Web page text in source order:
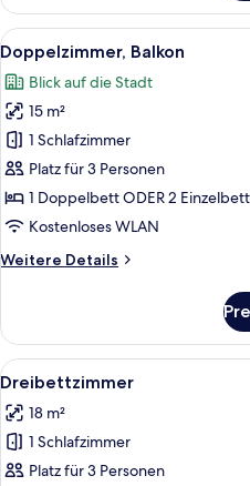
Einzelzimmer
Alle
Fotos
für
Doppelzimmer,
Balkon
anzeigen
9
Doppelzimmer, Balkon
Blick auf die Stadt
15 m²
1 Schlafzimmer
Platz für 3 Personen
1 Doppelbett ODER 2
Kostenloses WLAN
Weitere Details
Weitere
Balkon
Alle
Fotos
für
Dreibettzimmer
anzeigen
6
Dreibettzimmer
18 m²
1 Schlafzimmer
Platz für 3 Personen